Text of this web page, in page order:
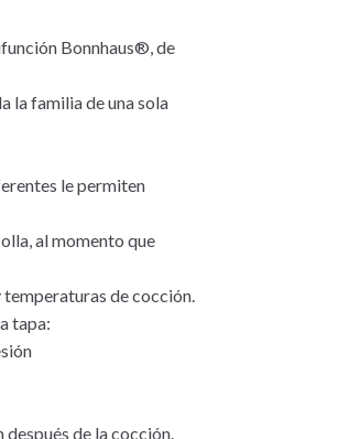
Bonnhaus®, de
la familia de una sola
le permiten
al momento que
de cocción.
tapa:
de la cocción.